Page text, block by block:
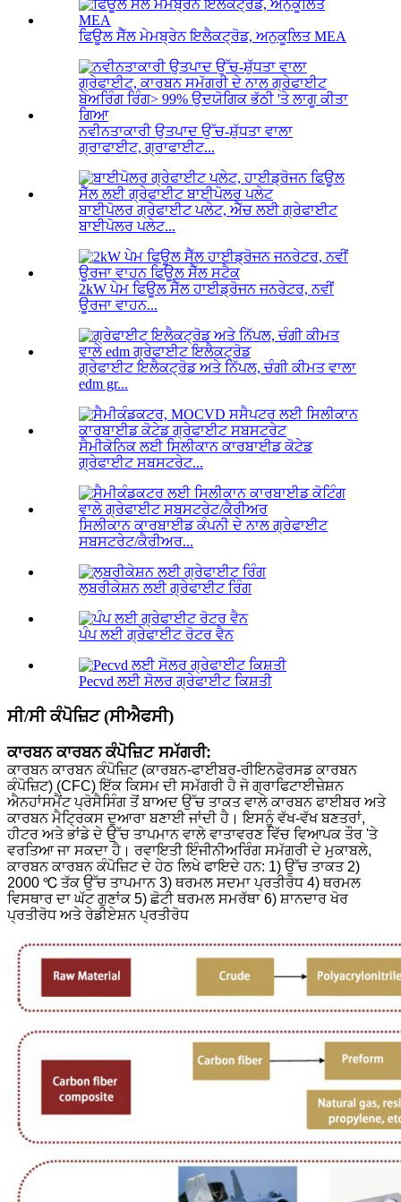
ਫਿਊਲ ਸੈੱਲ ਮੇਮਬ੍ਰੇਨ ਇਲੈਕਟ੍ਰੋਡ, ਅਨੁਕੂਲਿਤ MEA
ਨਵੀਨਤਾਕਾਰੀ ਉਤਪਾਦ ਉੱਚ-ਸ਼ੁੱਧਤਾ ਵਾਲਾ
ਗ੍ਰਾਫਾਈਟ, ਗ੍ਰਾਫਾਈਟ...
ਬਾਈਪੋਲਰ ਗ੍ਰੇਫਾਈਟ ਪਲੇਟ, ਐੱਚ ਲਈ ਗ੍ਰੇਫਾਈਟ
ਬਾਈਪੋਲਰ ਪਲੇਟ...
2kW ਪੇਮ ਫਿਊਲ ਸੈੱਲ ਹਾਈਡ੍ਰੋਜਨ ਜਨਰੇਟਰ, ਨਵੀਂ
ਊਰਜਾ ਵਾਹਨ...
ਗ੍ਰੇਫਾਈਟ ਇਲੈਕਟ੍ਰੋਡ ਅਤੇ ਨਿੱਪਲ, ਚੰਗੀ ਕੀਮਤ ਵਾਲਾ
edm gr...
ਸੈਮੀਕੋਨਿਕ ਲਈ ਸਿਲੀਕਾਨ ਕਾਰਬਾਈਡ ਕੋਟੇਡ
ਗ੍ਰੇਫਾਈਟ ਸਬਸਟਰੇਟ...
ਸਿਲੀਕਾਨ ਕਾਰਬਾਈਡ ਕੰਪਨੀ ਦੇ ਨਾਲ ਗ੍ਰੇਫਾਈਟ
ਸਬਸਟਰੇਟ/ਕੈਰੀਅਰ...
ਲੁਬਰੀਕੇਸ਼ਨ ਲਈ ਗ੍ਰੇਫਾਈਟ ਰਿੰਗ
ਪੰਪ ਲਈ ਗ੍ਰੇਫਾਈਟ ਰੋਟਰ ਵੈਨ
Pecvd ਲਈ ਸੋਲਰ ਗ੍ਰੇਫਾਈਟ ਕਿਸ਼ਤੀ
ਸੀ/ਸੀ ਕੰਪੋਜ਼ਿਟ (ਸੀਐਫਸੀ)
ਕਾਰਬਨ ਕਾਰਬਨ ਕੰਪੋਜ਼ਿਟ ਸਮੱਗਰੀ:
ਕਾਰਬਨ ਕਾਰਬਨ ਕੰਪੋਜ਼ਿਟ (ਕਾਰਬਨ-ਫਾਈਬਰ-ਰੀਇਨਫੋਰਸਡ ਕਾਰਬਨ
ਕੰਪੋਜ਼ਿਟ) (CFC) ਇੱਕ ਕਿਸਮ ਦੀ ਸਮੱਗਰੀ ਹੈ ਜੋ ਗ੍ਰਾਫਿਟਾਈਜ਼ੇਸ਼ਨ
ਐਨਹਾਂਸਮੈਂਟ ਪ੍ਰੋਸੈਸਿੰਗ ਤੋਂ ਬਾਅਦ ਉੱਚ ਤਾਕਤ ਵਾਲੇ ਕਾਰਬਨ ਫਾਈਬਰ ਅਤੇ
ਕਾਰਬਨ ਮੈਟ੍ਰਿਕਸ ਦੁਆਰਾ ਬਣਾਈ ਜਾਂਦੀ ਹੈ। ਇਸਨੂੰ ਵੱਖ-ਵੱਖ ਬਣਤਰਾਂ,
ਹੀਟਰ ਅਤੇ ਭਾਂਡੇ ਦੇ ਉੱਚ ਤਾਪਮਾਨ ਵਾਲੇ ਵਾਤਾਵਰਣ ਵਿੱਚ ਵਿਆਪਕ ਤੌਰ 'ਤੇ
ਵਰਤਿਆ ਜਾ ਸਕਦਾ ਹੈ। ਰਵਾਇਤੀ ਇੰਜੀਨੀਅਰਿੰਗ ਸਮੱਗਰੀ ਦੇ ਮੁਕਾਬਲੇ,
ਕਾਰਬਨ ਕਾਰਬਨ ਕੰਪੋਜ਼ਿਟ ਦੇ ਹੇਠ ਲਿਖੇ ਫਾਇਦੇ ਹਨ: 1) ਉੱਚ ਤਾਕਤ 2)
2000 ℃ ਤੱਕ ਉੱਚ ਤਾਪਮਾਨ 3) ਥਰਮਲ ਸਦਮਾ ਪ੍ਰਤੀਰੋਧ 4) ਥਰਮਲ
ਵਿਸਥਾਰ ਦਾ ਘੱਟ ਗੁਣਾਂਕ 5) ਛੋਟੀ ਥਰਮਲ ਸਮਰੱਥਾ 6) ਸ਼ਾਨਦਾਰ ਖੋਰ
ਪ੍ਰਤੀਰੋਧ ਅਤੇ ਰੇਡੀਏਸ਼ਨ ਪ੍ਰਤੀਰੋਧ